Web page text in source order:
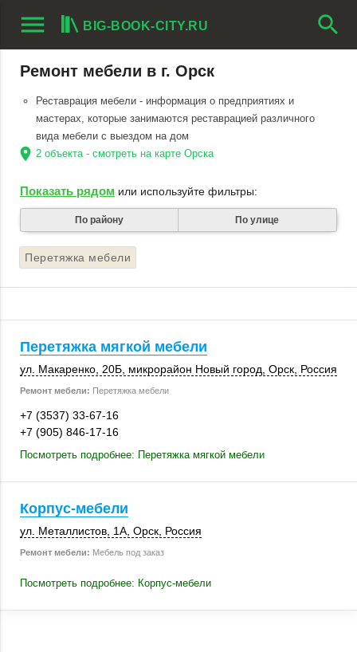
menu BIG-BOOK-CITY.RU search
Ремонт мебели в г. Орск
Реставрация мебели - информация о предприятиях и
мастерах, которые занимаются реставрацией различного
вида мебели с выездом на дом
location_on 2 объекта - смотреть на карте Орска
Показать рядом или используйте фильтры:
По району По улице
Перетяжка мебели
Перетяжка мягкой мебели
ул. Макаренко 20Б , микрорайон Новый город, Орск Россия
Ремонт мебели: Перетяжка мебели
+7 (3537) 33-67-16
+7 (905) 846-17-16
Посмотреть подробнее: Перетяжка мягкой мебели
Корпус-мебели
ул. Металлистов, 1А Орск Россия
Ремонт мебели: Мебель под заказ
Посмотреть подробнее: Корпус-мебели